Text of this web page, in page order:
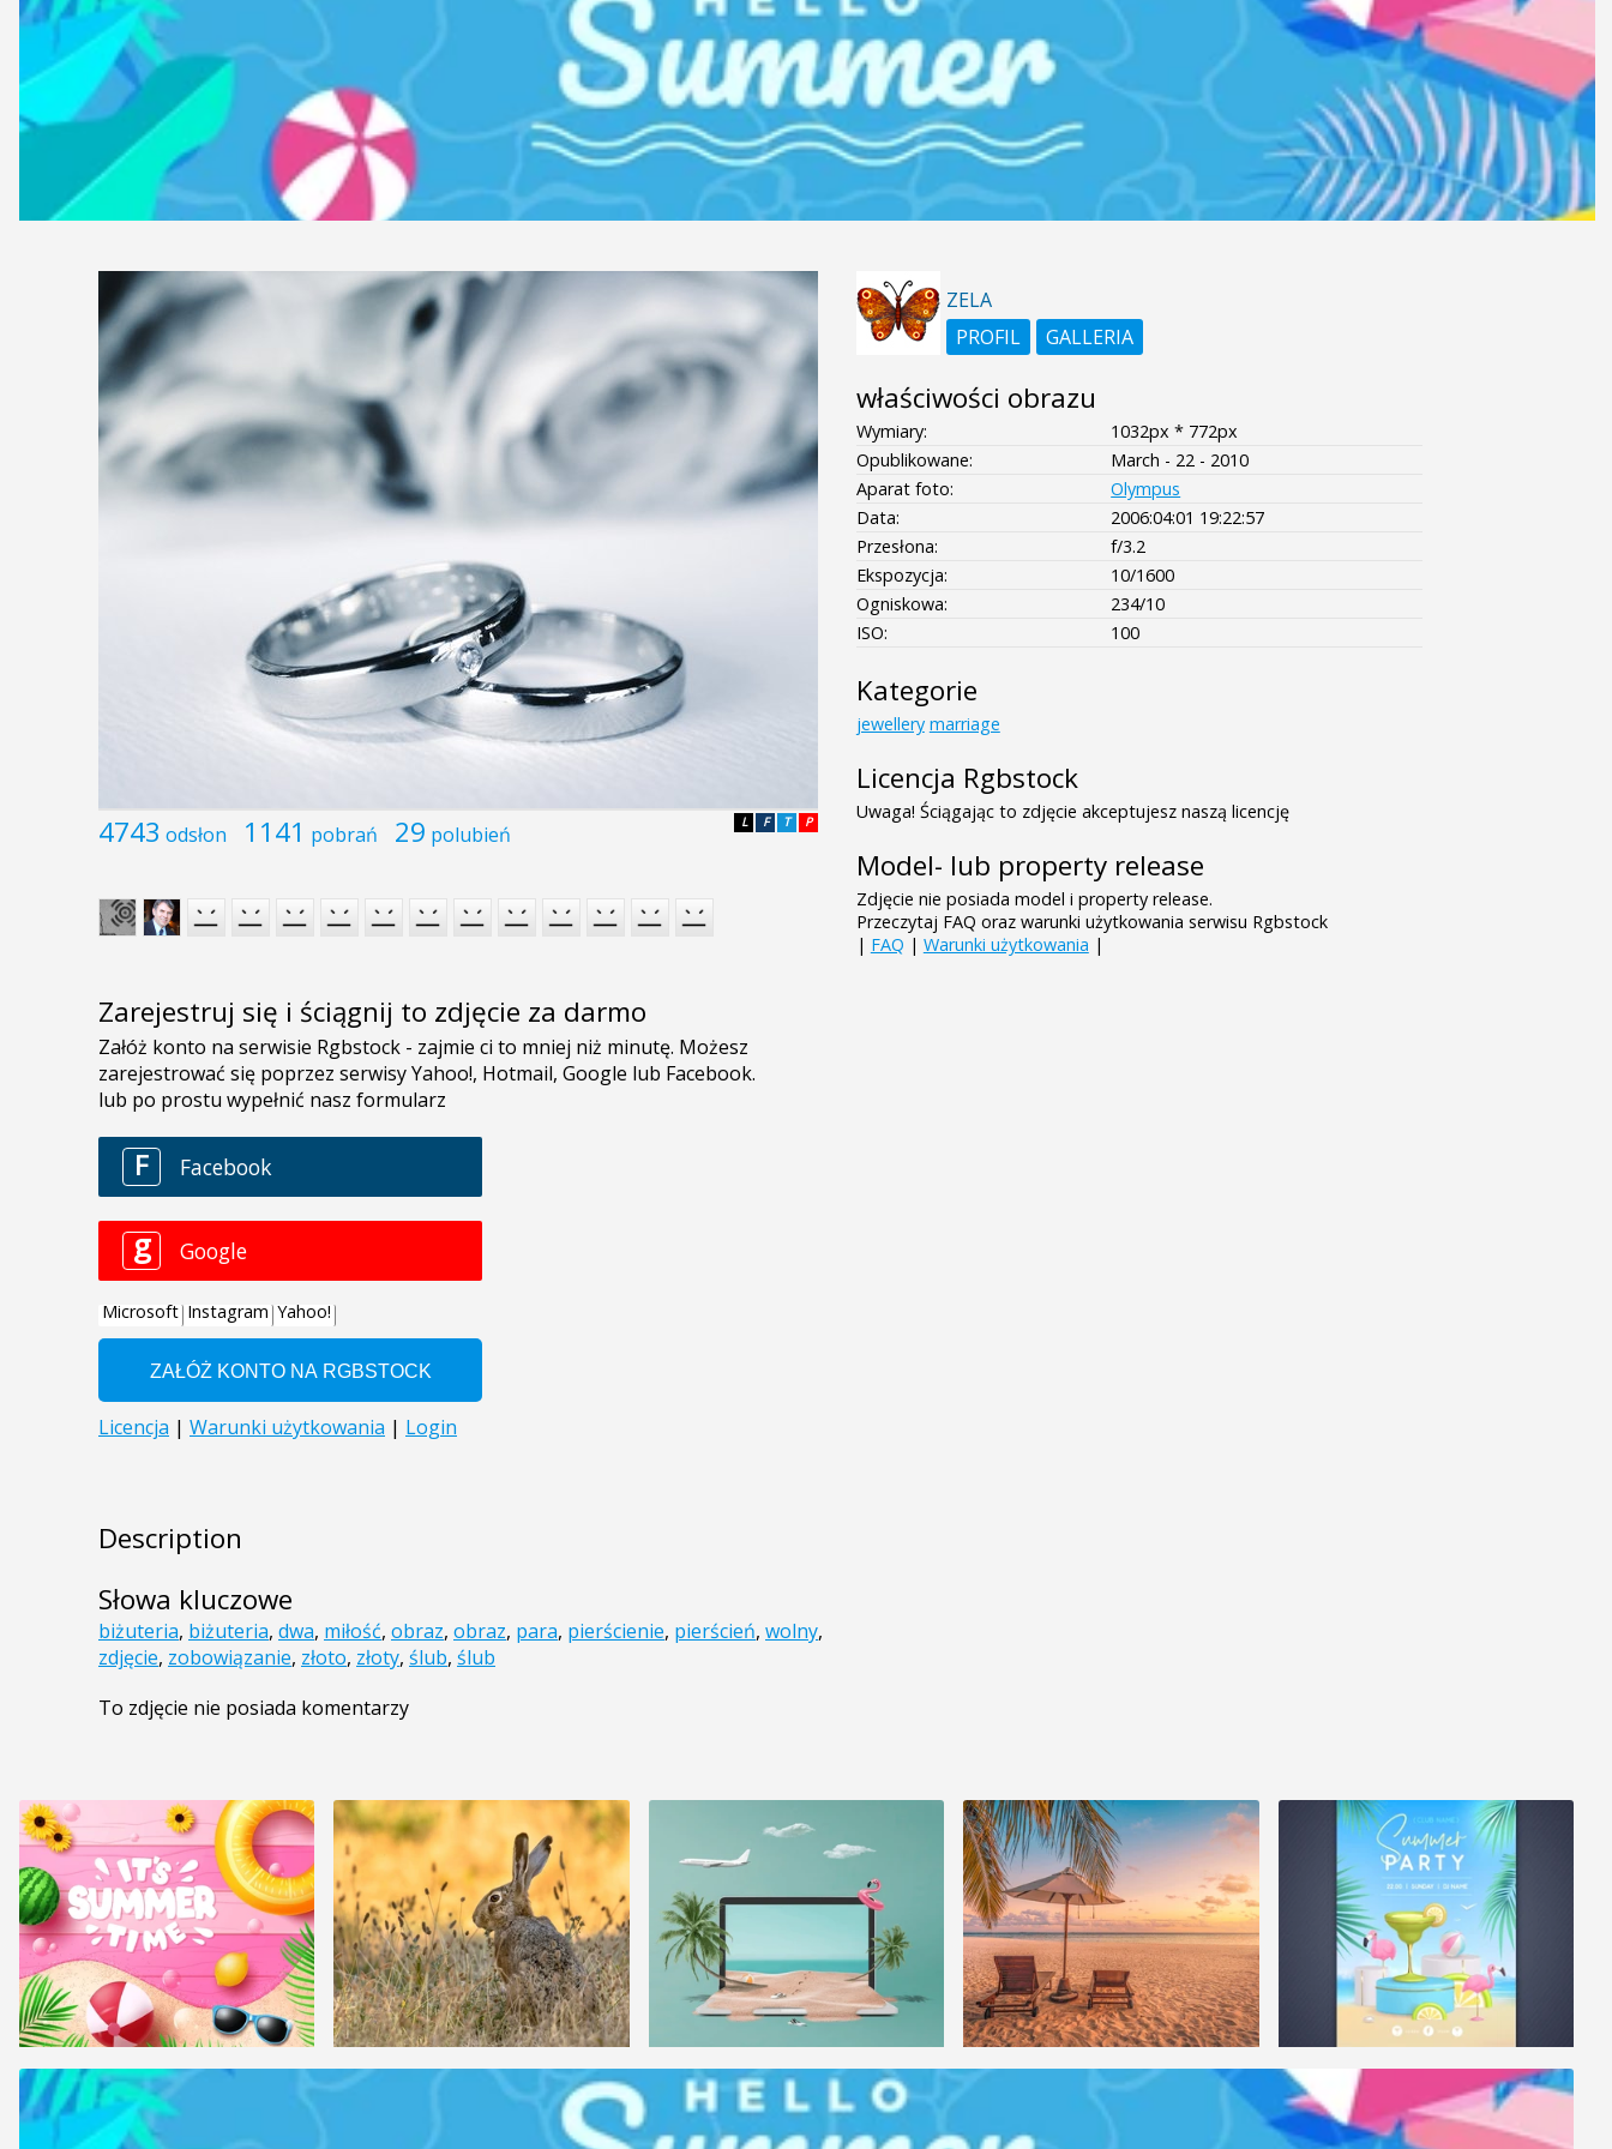
4743 odsłon 1141 pobrań 29 polubień P
T
F
L
Zarejestruj się i ściągnij to zdjęcie za darmo
Description
Słowa kluczowe
biżuteria, biżuteria, dwa, miłość, obraz, obraz, para, pierścienie, pierścień, wolny,
zdjęcie, zobowiązanie, złoto, złoty, ślub, ślub
To zdjęcie nie posiada komentarzy
ZELA
PROFIL
GALLERIA
właściwości obrazu
Wymiary:
1032px * 772px
Opublikowane:
March - 22 - 2010
Aparat foto:
Olympus
Data:
2006:04:01 19:22:57
Przesłona:
f/3.2
Ekspozycja:
10/1600
Ogniskowa:
234/10
ISO:
100
Kategorie
jewellery marriage
Licencja Rgbstock
Uwaga! Ściągając to zdjęcie akceptujesz naszą licencję
Model- lub property release
Zdjęcie nie posiada model i property release.
Przeczytaj FAQ oraz warunki użytkowania serwisu Rgbstock
| FAQ | Warunki użytkowania |